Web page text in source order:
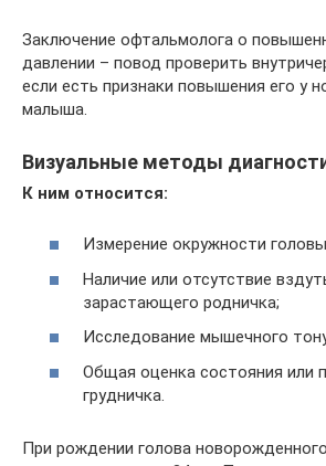
Заключение офтальмолога о
давлении – повод проверить
если есть признаки повышения его у
малыша.
Визуальные методы
К ним относится:
Измерение окружности
Наличие или отсутствие
зарастающего родничка;
Исследование мышечного
Общая оценка состояния или
грудничка.
При рождении голова